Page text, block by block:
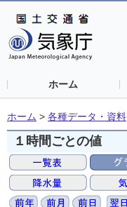
ホーム
ホーム > 各種データ・資料
１時間ごとの値